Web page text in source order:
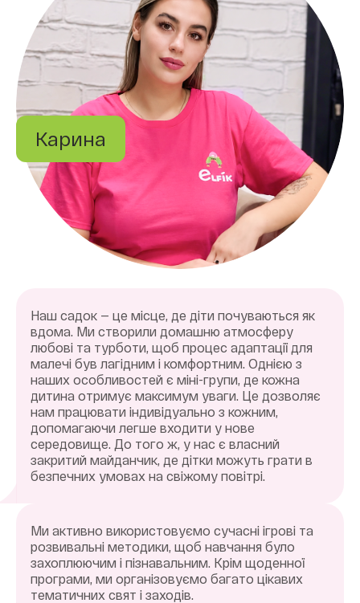
Карина
Наш садок — це місце, де діти почуваються як
вдома. Ми створили домашню атмосферу
любові та турботи, щоб процес адаптації для
малечі був лагідним і комфортним. Однією з
наших особливостей є міні-групи, де кожна
дитина отримує максимум уваги. Це дозволяє
нам працювати індивідуально з кожним,
допомагаючи легше входити у нове
середовище. До того ж, у нас є власний
закритий майданчик, де дітки можуть грати в
безпечних умовах на свіжому повітрі.
Ми активно використовуємо сучасні ігрові та
розвивальні методики, щоб навчання було
захоплюючим і пізнавальним. Крім щоденної
програми, ми організовуємо багато цікавих
тематичних свят і заходів.